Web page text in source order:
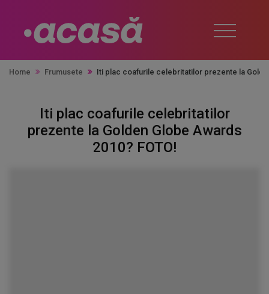
Home Frumusete Iti plac coafurile celebritatilor prezente la
Iti plac coafurile celebritatilor
prezente la Golden Globe Awards
2010? FOTO!